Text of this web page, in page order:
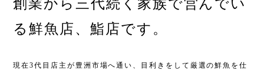
創業から三代続く家族で営んでい
る鮮魚店、鮨店です。
現在3代目店主が豊洲市場へ通い、目利きをして厳選の鮮魚を仕